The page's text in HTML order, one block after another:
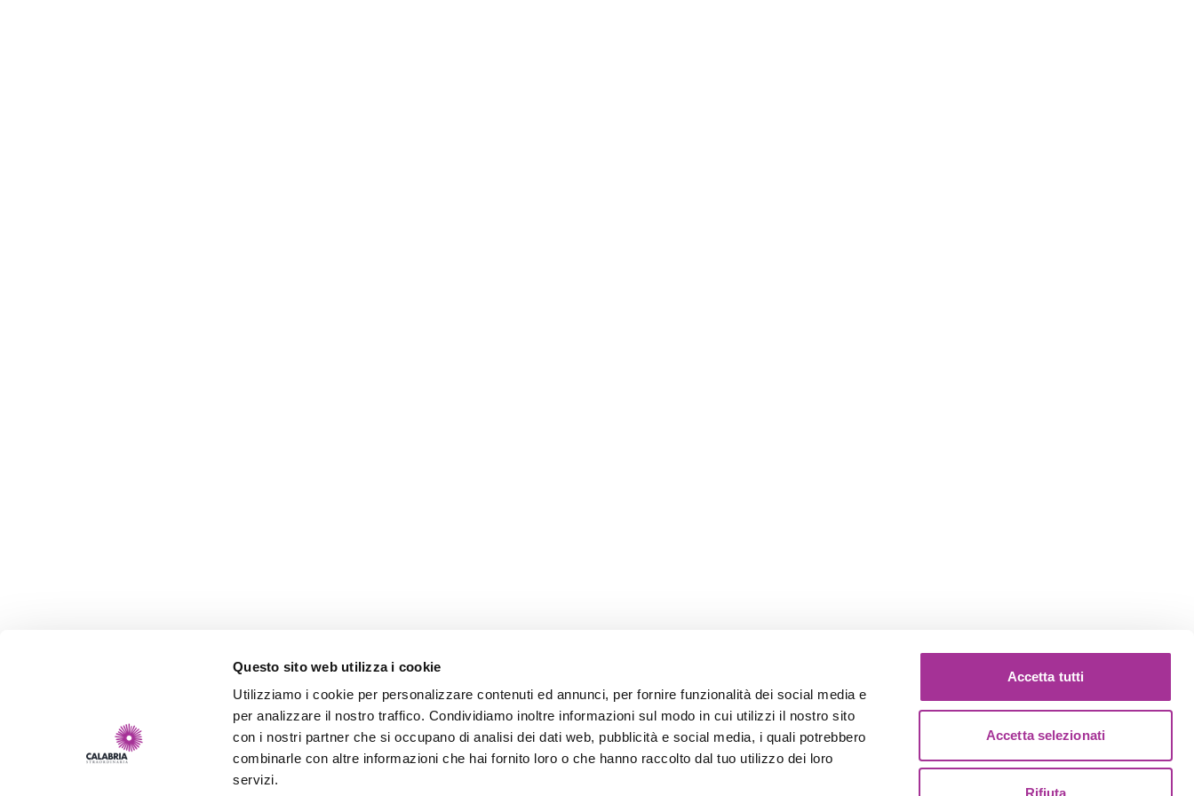
Questo sito web utilizza i cookie
Utilizziamo i cookie per personalizzare contenuti ed annunci, per fornire funzionalità dei social media e
per analizzare il nostro traffico. Condividiamo inoltre informazioni sul modo in cui utilizzi il nostro sito
con i nostri partner che si occupano di analisi dei dati web, pubblicità e social media, i quali potrebbero
combinarle con altre informazioni che hai fornito loro o che hanno raccolto dal tuo utilizzo dei loro
servizi.
Accetta tutti
Accetta selezionati
Rifiuta